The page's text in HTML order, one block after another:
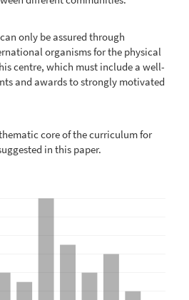
only be assured through
organisms for the physical
centre, which must include a well-
and awards to strongly motivated
core of the curriculum for
in this paper.